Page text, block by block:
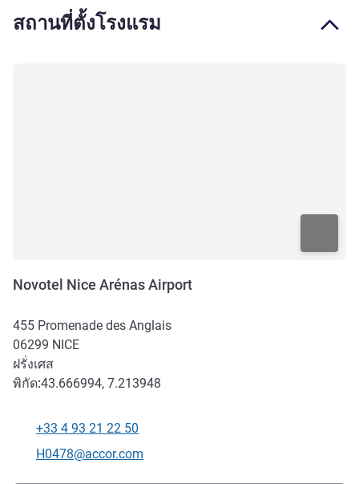
สถานที่ตั้งโรงแรม
Novotel Nice Arénas Airport
455 Promenade des Anglais
06299 NICE
ฝรั่งเศส
พิกัด:43.666994, 7.213948
โทรศัพท์
+33 4 93 21 22 50
อีเมลติดต่อ
H0478@accor.com